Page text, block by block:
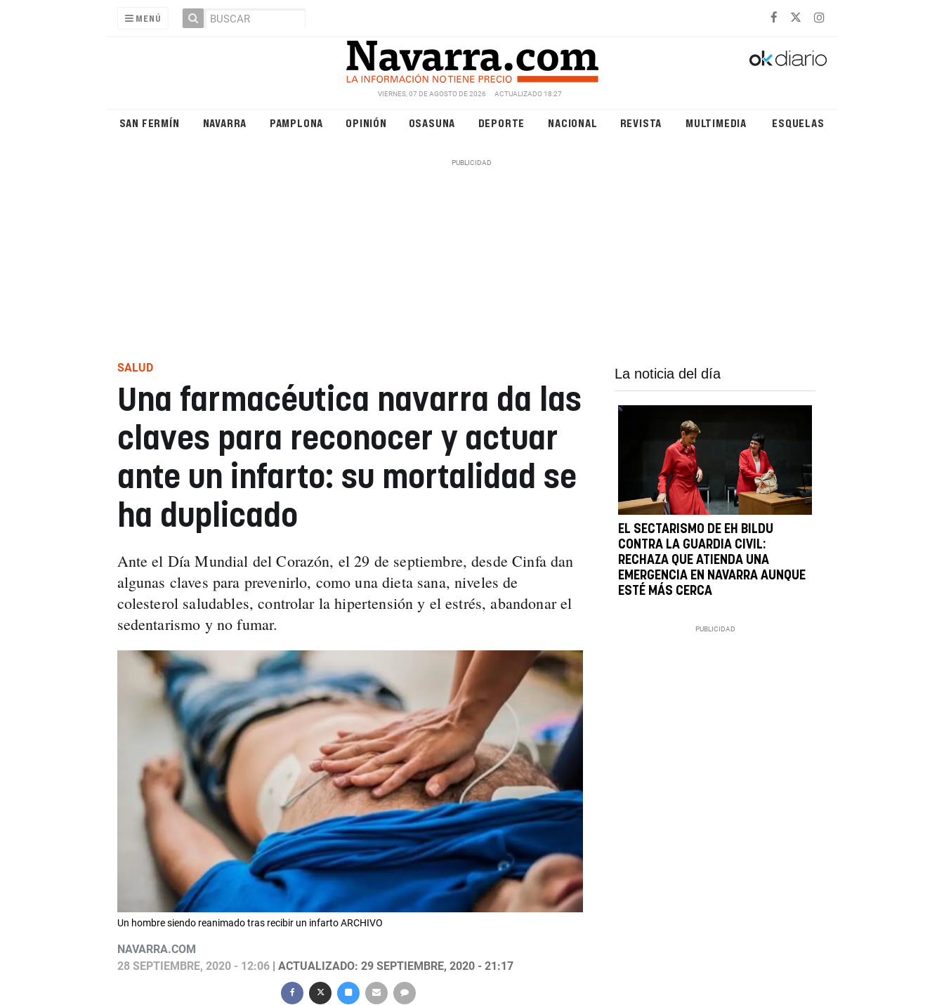
MENÚ
VIERNES, 07 DE AGOSTO DE 2026 ACTUALIZADO 18:27
SAN FERMÍN NAVARRA PAMPLONA OPINIÓN OSASUNA DEPORTE NACIONAL REVISTA MULTIMEDIA ESQUELAS
SALUD
Una farmacéutica navarra da las
claves para reconocer y actuar
ante un infarto: su mortalidad se
ha duplicado
Ante el Día Mundial del Corazón, el 29 de septiembre, desde Cinfa dan
algunas claves para prevenirlo, como una dieta sana, niveles de
colesterol saludables, controlar la hipertensión y el estrés, abandonar el
sedentarismo y no fumar.
Un hombre siendo reanimado tras recibir un infarto ARCHIVO
NAVARRA.COM
28 SEPTIEMBRE, 2020 - 12:06| ACTUALIZADO: 29 SEPTIEMBRE, 2020 - 21:17
La noticia del día
EL SECTARISMO DE EH BILDU
CONTRA LA GUARDIA CIVIL:
RECHAZA QUE ATIENDA UNA
EMERGENCIA EN NAVARRA AUNQUE
ESTÉ MÁS CERCA